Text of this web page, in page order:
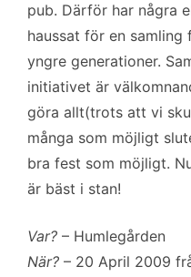
pub. Därför har några
haussat för en
yngre generationer.
initiativet är
göra allt(trots att vi
många som möjligt
bra fest som möjligt.
är bäst i stan!
Var? – Humlegården
När? – 20 April 2009